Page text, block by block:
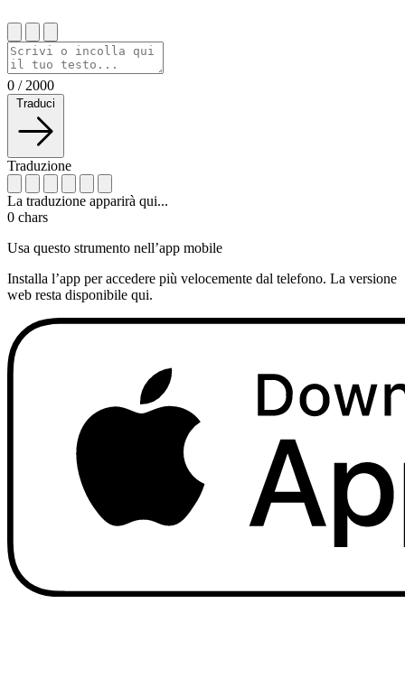
0 / 2000
Traduci
Traduzione
La traduzione apparirà qui...
0 chars
Usa questo strumento nell’app mobile
Installa l’app per accedere più velocemente dal telefono. La versione
web resta disponibile qui.